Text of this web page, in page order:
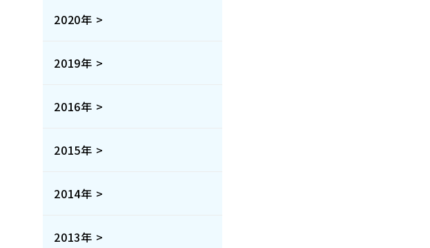
2020年 >
2019年 >
2016年 >
2015年 >
2014年 >
2013年 >